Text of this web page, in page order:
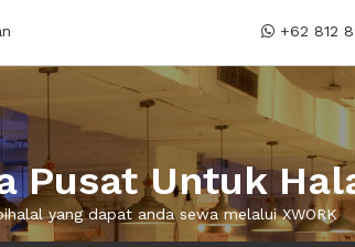
+62 812
Pusat Untuk
yang dapat anda sewa melalui XWORK